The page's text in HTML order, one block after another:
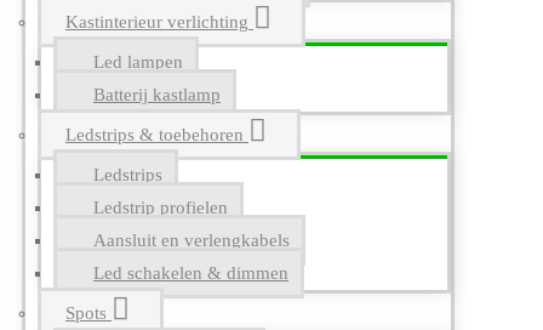
Kastinterieur verlichting
Led lampen
Batterij kastlamp
Ledstrips & toebehoren
Ledstrips
Ledstrip profielen
Aansluit en verlengkabels
Led schakelen & dimmen
Spots